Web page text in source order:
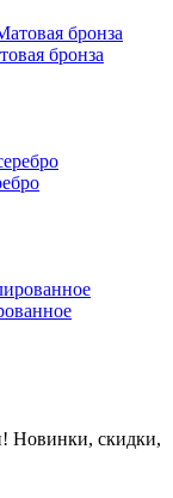
бронза
Новинки, скидки,